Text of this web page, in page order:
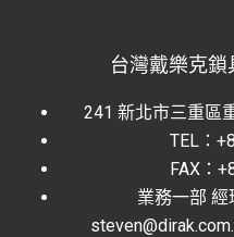
台灣戴樂克鎖
241 新北市三重區
TEL：
FAX：
業務一部